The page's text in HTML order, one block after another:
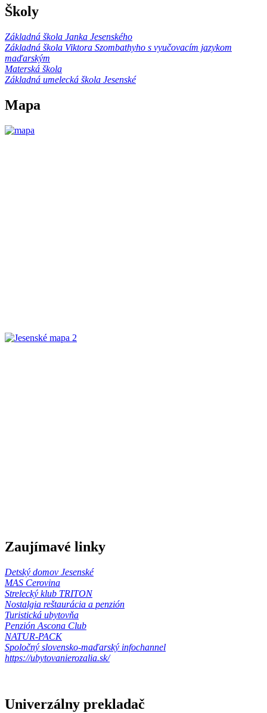
Školy
Základná škola Janka Jesenského
Základná škola Viktora Szombathyho s vyučovacím jazykom
maďarským
Materská škola
Základná umelecká škola Jesenské
Mapa
Zaujímavé linky
Detský domov Jesenské
MAS Cerovina
Strelecký klub TRITON
Nostalgia reštaurácia a penzión
Turistická ubytovňa
Penzión Ascona Club
NATUR-PACK
Spoločný slovensko-maďarský infochannel
https://ubytovanierozalia.sk/
Univerzálny prekladač